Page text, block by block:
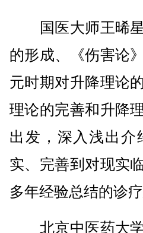
国医大师王晞星
的形成、《伤害论
元时期对升降理论
理论的完善和升降
出发，深入浅出介
实、完善到对现实
多年经验总结的诊
北京中医药大学